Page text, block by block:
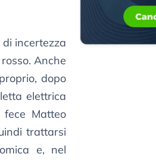
incertezza
Anche
dopo
elettrica
Matteo
trattarsi
e, nel